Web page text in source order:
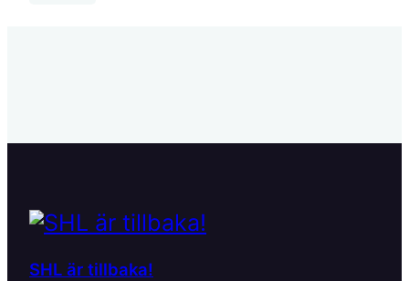
SHL är tillbaka!